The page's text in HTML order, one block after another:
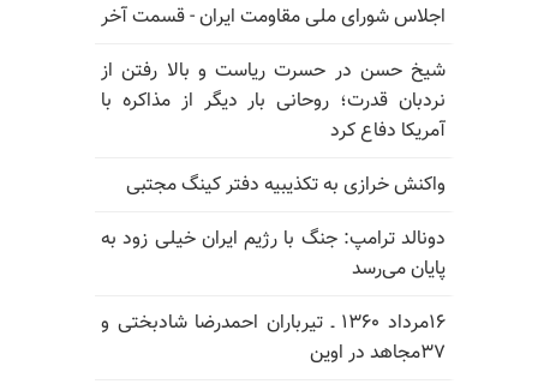
اجلاس شورای ملی مقاومت ایران - قسمت آخر
شیخ حسن در حسرت ریاست و بالا رفتن از
نردبان قدرت؛ روحانی بار دیگر از مذاکره با
آمریکا دفاع کرد
واکنش خرازی به تکذیبیه دفتر کینگ مجتبی
دونالد ترامپ: جنگ با رژیم ایران خیلی زود به
پایان می‌رسد
۱۶مرداد ۱۳۶۰ ـ تیرباران احمدرضا شادبختی و
۳۷مجاهد در اوین